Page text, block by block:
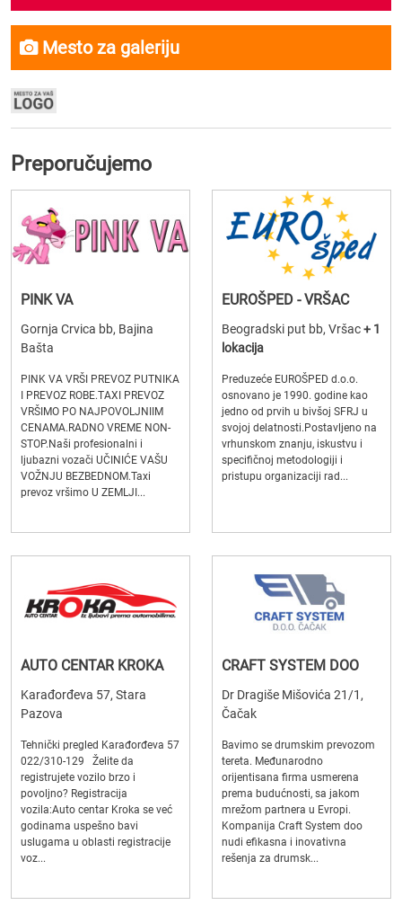
Mesto za galeriju
Preporučujemo
PINK VA
Gornja Crvica bb, Bajina
Bašta
PINK VA VRŠI PREVOZ PUTNIKA
I PREVOZ ROBE.TAXI PREVOZ
VRŠIMO PO NAJPOVOLJNIIM
CENAMA.RADNO VREME NON-
STOP.Naši profesionalni i
ljubazni vozači UČINIĆE VAŠU
VOŽNJU BEZBEDNOM.Taxi
prevoz vršimo U ZEMLJI...
EUROŠPED - VRŠAC
Beogradski put bb, Vršac+ 1
lokacija
Preduzeće EUROŠPED d.o.o.
osnovano je 1990. godine kao
jedno od prvih u bivšoj SFRJ u
svojoj delatnosti.Postavljeno na
vrhunskom znanju, iskustvu i
specifičnoj metodologiji i
pristupu organizaciji rad...
AUTO CENTAR KROKA
Karađorđeva 57, Stara
Pazova
Tehnički pregled Karađorđeva 57
022/310-129 Želite da
registrujete vozilo brzo i
povoljno? Registracija
vozila:Auto centar Kroka se već
godinama uspešno bavi
uslugama u oblasti registracije
voz...
CRAFT SYSTEM DOO
Dr Dragiše Mišovića 21/1,
Čačak
Bavimo se drumskim prevozom
tereta. Međunarodno
orijentisana firma usmerena
prema budućnosti, sa jakom
mrežom partnera u Evropi.
Kompanija Craft System doo
nudi efikasna i inovativna
rešenja za drumsk...